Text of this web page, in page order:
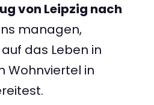
von Leipzig nach
managen,
das Leben in
Wohnviertel in